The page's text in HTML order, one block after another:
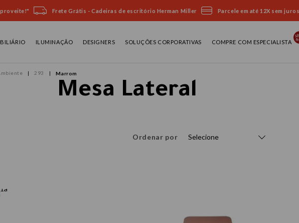
Frete Grátis - Cadeiras de escritório Herman Miller Parcele em até 12X sem juros
ILUMINAÇÃO DESIGNERS SOLUÇÕES CORPORATIVAS COMPRE COM ESPECIALISTA
293 Marrom
Mesa Lateral
Ordenar por Selecione